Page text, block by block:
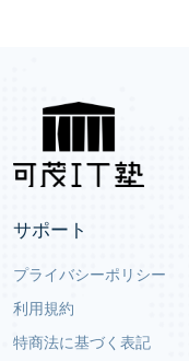
サポート
プライバシーポリシー
利用規約
特商法に基づく表記